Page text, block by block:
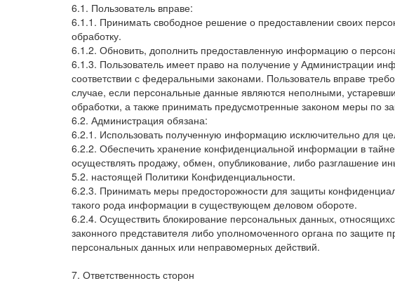
6.1. Пользователь вправе:
6.1.1. Принимать свободное решение о предоставлении своих
обработку.
6.1.2. Обновить, дополнить предоставленную информацию о
6.1.3. Пользователь имеет право на получение у Администрации
соответствии с федеральными законами. Пользователь вправе
случае, если персональные данные являются неполными,
обработки, а также принимать предусмотренные законом меры по
6.2. Администрация обязана:
6.2.1. Использовать полученную информацию исключительно для
6.2.2. Обеспечить хранение конфиденциальной информации в
осуществлять продажу, обмен, опубликование, либо разглашение
5.2. настоящей Политики Конфиденциальности.
6.2.3. Принимать меры предосторожности для защиты
такого рода информации в существующем деловом обороте.
6.2.4. Осуществить блокирование персональных данных,
законного представителя либо уполномоченного органа по
персональных данных или неправомерных действий.
7. Ответственность сторон